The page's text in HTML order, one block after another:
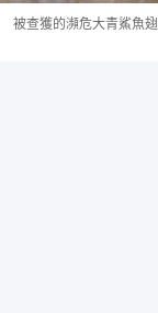
被查獲的瀕危大青鯊魚